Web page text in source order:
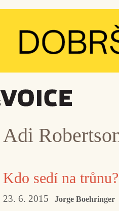
Adi
Kdo sedí na trůnu?
23. 6. 2015 Jorge Boehringer